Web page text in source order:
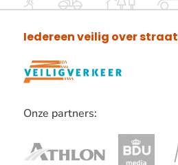
Iedereen veilig over straat
Onze partners:
verder